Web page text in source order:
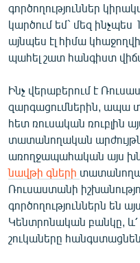
գործողություններ
կարծում եմ` մեզ
այնպես էլ հիմա
պահել շատ հանգիստ
Ինչ վերաբերում է
զարգացումներին, ապա
հետ ռուսական ռուբլին
տատանողական արժույթն
առողջապահական այս
նավթի գների
Ռուսաստանի
գործողություններն են
Կենտրոնական բանկը, և՛
շուկաները